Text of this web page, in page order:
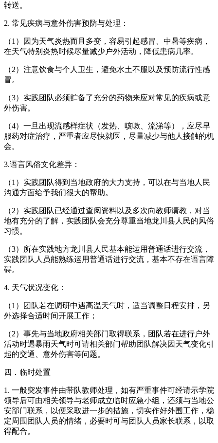
转送。
2. 常见疾病与意外伤害预防与处理：
（1）因为天气炎热而且多变，容易引起感冒、中暑等疾病，
在天气特别炎热时候尽量减少户外活动，降低患病几率。
（2）注意饮食与个人卫生，避免水土不服以及预防流行性感
冒。
（3）实践团队必须贮备了充分的药物来应对常见的疾病或意
外伤害。
（4）一旦出现流感样症状（发热、咳嗽、流涕等），应尽早
服药对症治疗，严重者应尽快就医，尽量减少与他人接触的机
会。
3.语言风俗文化差异：
（1）实践团队得到当地政府的大力支持，可以在与当地人民
沟通方面给予我们很大的帮助。
（2）实践团队已经通过查阅资料以及多次向教师请教，对当
地有充分的了解，实践团队会充分尊重当地龙川县人民的风俗
习惯。
（3）所在实践地方龙川县人民基本能运用普通话进行交流，
实践团队人员能熟练运用普通话进行交流，基本不存在语言障
碍。
4. 天气状况变化：
（1）团队若在调研中遇高温天气时，适当调整日程安排，另
外选择合适时间开展工作；
（2）事先与当地政府相关部门取得联系，团队若在进行户外
活动时遇暴雨天气时可请相关部门帮助团队解决因天气变化引
起的交通、意外伤害等问题。
四．临时处置
1. 一般突发事件由带队教师处理，如有严重事件可经请示学院
领导后可由相关领导与老师成立临时应急小组，还须与当地公
安部门联系，以便采取进一步的措施，切实作好外围工作，稳
定周围团队人员的情绪，必要时可与团队人员家长联系，以取
得配合。